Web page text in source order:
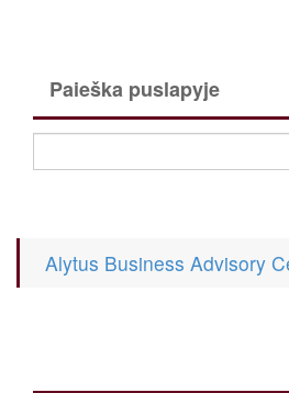
Paieška puslapyje
Alytus Business Advisory